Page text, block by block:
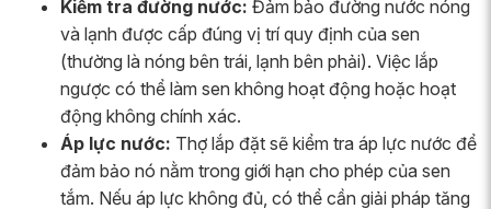
Kiểm tra đường nước: Đảm bảo đường nước nóng
và lạnh được cấp đúng vị trí quy định của sen
(thường là nóng bên trái, lạnh bên phải). Việc lắp
ngược có thể làm sen không hoạt động hoặc hoạt
động không chính xác.
Áp lực nước: Thợ lắp đặt sẽ kiểm tra áp lực nước để
đảm bảo nó nằm trong giới hạn cho phép của sen
tắm. Nếu áp lực không đủ, có thể cần giải pháp tăng